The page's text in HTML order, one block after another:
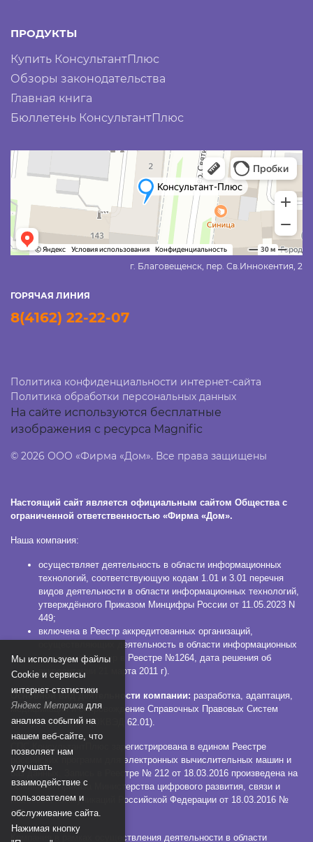
ПРОДУКТЫ
Купить КонсультантПлюс
Обзоры законодательства
Главная книга
Бюллетень КонсультантПлюс
г. Благовещенск, пер. Св.Иннокентия, 2
ГОРЯЧАЯ ЛИНИЯ
8(4162) 22-22-07
Политика конфиденциальности интернет-сайта
Политика обработки персональных данных
На сайте используются бесплатные
изображения с ресурса Magnific
© 2026 ООО «Фирма «Дом». Все права защищены
Настоящий сайт является официальным сайтом Общества с
ограниченной ответственностью «Фирма «Дом».
Наша компания:
осуществляет деятельность в области информационных
технологий, соответствующую кодам 1.01 и 3.01 перечня
видов деятельности в области информационных технологий,
утверждённого Приказом Минцифры России от 11.05.2023 N
449;
включена в Реестр аккредитованных организаций,
осуществляющих деятельность в области информационных
технологий (номер в Реестре №1264, дата решения об
аккредитации 21 марта 2011 г).
Основной вид деятельности компании: разработка, адаптация,
модификация и сопровождение Справочных Правовых Систем
КонсультантПлюс (ОКВЭД 62.01).
СПС КонсультантПлюс зарегистрирована в едином Реестре
российских программ для электронных вычислительных машин и
баз данных. Запись в Реестре № 212 от 18.03.2016 произведена на
основании Приказа Министерства цифрового развития, связи и
массовых коммуникаций Российской Федерации от 18.03.2016 №
112.
Компания в рамках осуществления деятельности в области
Мы используем файлы
Сookie и сервисы
интернет-статистики
Яндекс Метрика для
анализа событий на
нашем веб-сайте, что
позволяет нам
улучшать
взаимодействие с
пользователем и
обслуживание сайта.
Нажимая кнопку